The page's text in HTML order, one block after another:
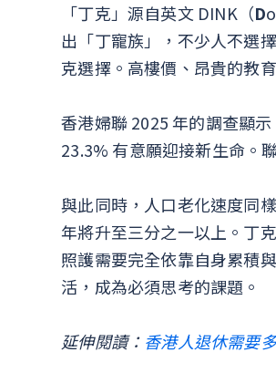
「丁克」源自英文 DINK（D
出「丁寵族」，不少人不選
克選擇。高樓價、昂貴的教
香港婦聯 2025 年的調查顯
23.3% 有意願迎接新生命。
與此同時，人口老化速度同
年將升至三分之一以上。丁
照護需要完全依靠自身累積
活，成為必須思考的課題。
延伸閱讀： 香港人退休需要